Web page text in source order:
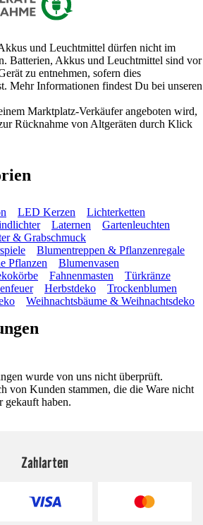
und Leuchtmittel dürfen nicht im
Batterien, Akkus und Leuchtmittel sind vor
zu entnehmen, sofern dies
Mehr Informationen findest Du bei unseren
Marktplatz-Verkäufer angeboten wird,
Rücknahme von Altgeräten durch Klick
LED Kerzen
Lichterketten
Laternen
Gartenleuchten
& Grabschmuck
Blumentreppen & Pflanzenregale
Pflanzen
Blumenvasen
Fahnenmasten
Türkränze
Herbstdeko
Trockenblumen
Weihnachtsbäume & Weihnachtsdeko
wurde von uns nicht überprüft.
von Kunden stammen, die die Ware nicht
gekauft haben.
Zahlarten